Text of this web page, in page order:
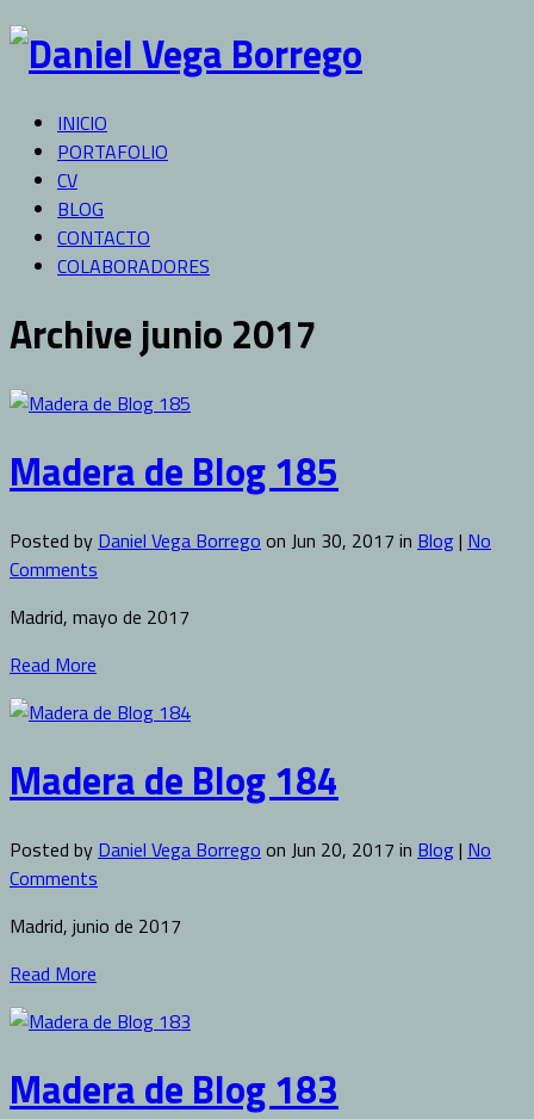
INICIO
PORTAFOLIO
CV
BLOG
CONTACTO
COLABORADORES
Archive junio 2017
Madera de Blog 185
Posted by Daniel Vega Borrego on Jun 30, 2017 in Blog| No
Comments
Madrid, mayo de 2017
Read More
Madera de Blog 184
Posted by Daniel Vega Borrego on Jun 20, 2017 in Blog| No
Comments
Madrid, junio de 2017
Read More
Madera de Blog 183